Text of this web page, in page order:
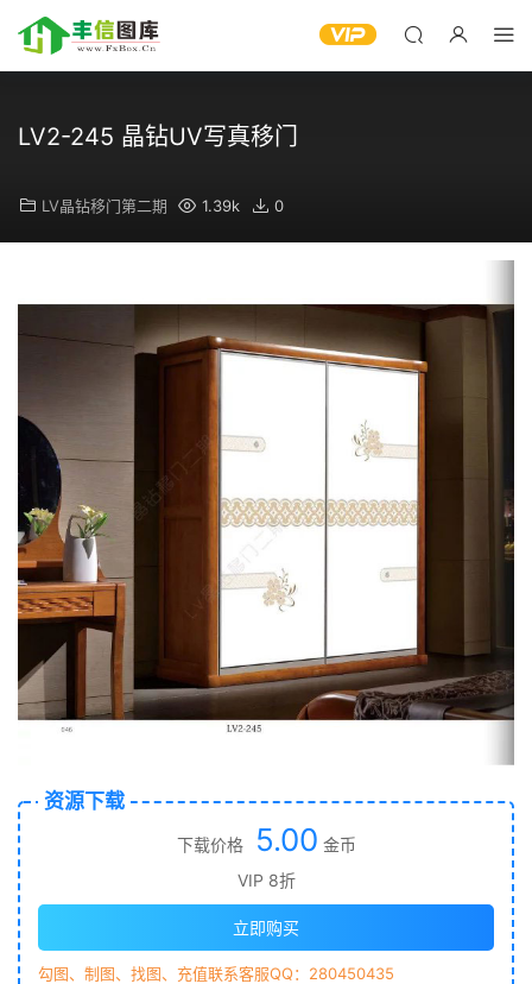
LV2-245 晶钻UV写真移门
LV晶钻移门第二期 1.39k 0
资源下载
下载价格 5.00 金币
VIP 8折
立即购买
勾图、制图、找图、充值联系客服QQ：280450435